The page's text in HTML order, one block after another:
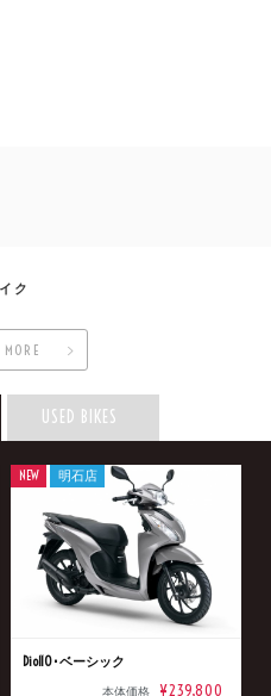
ク
USED BIKES
Dio110･ベーシック
本体価格 ¥239,800
NEW 明石店